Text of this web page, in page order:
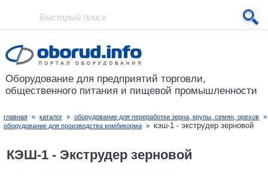
Проект основан в 2001 году
Оборудование для предприятий торговли,
общественного питания и пищевой промышленности
главная » каталог » оборудование для переработки зерна, крупы, семян, орехов »
оборудование для производства комбикорма » кэш-1 - экструдер зерновой
КЭШ-1 - Экструдер зерновой